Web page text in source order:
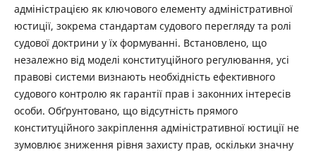
адміністрацією як ключового елементу адміністративної
юстиції, зокрема стандартам судового перегляду та ролі
судової доктрини у їх формуванні. Встановлено, що
незалежно від моделі конституційного регулювання, усі
правові системи визнають необхідність ефективного
судового контролю як гарантії прав і законних інтересів
особи. Обґрунтовано, що відсутність прямого
конституційного закріплення адміністративної юстиції не
зумовлює зниження рівня захисту прав, оскільки значну